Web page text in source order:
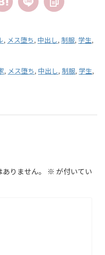
, メス堕ち, 中出し, 制服, 学生,
, メス堕ち, 中出し, 制服, 学生,
りません。 ※ が付いてい